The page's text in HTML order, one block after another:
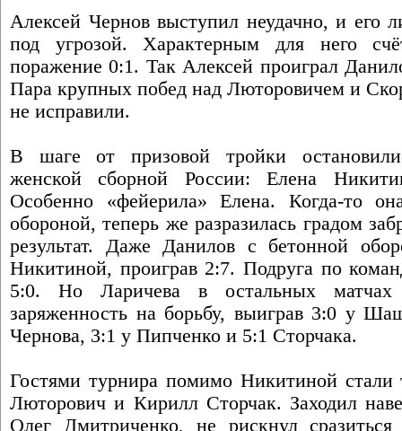
Алексей Чернов выступил неудачно, и его
под угрозой. Характерным для него
поражение 0:1. Так Алексей проиграл
Пара крупных побед над Люторовичем и
не исправили.
В шаге от призовой тройки
женской сборной России: Елена
Особенно «фейерила» Елена. Когда-то
обороной, теперь же разразилась градом
результат. Даже Данилов с бетонной
Никитиной, проиграв 2:7. Подруга по
5:0. Но Ларичева в остальных матчах
заряженность на борьбу, выиграв 3:0 у
Чернова, 3:1 у Пипченко и 5:1 Сторчака.
Гостями турнира помимо Никитиной стали
Люторович и Кирилл Сторчак. Заходил
Олег Дмитриченко, не рискнул